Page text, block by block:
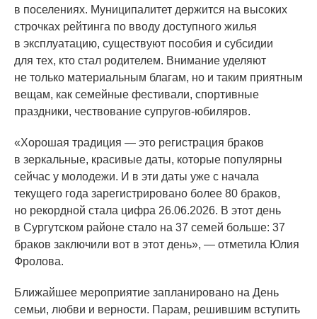
в поселениях. Муниципалитет держится на высоких
строчках рейтинга по вводу доступного жилья
в эксплуатацию, существуют пособия и субсидии
для тех, кто стал родителем. Внимание уделяют
не только материальным благам, но и таким приятным
вещам, как семейные фестивали, спортивные
праздники, чествование супругов-юбиляров.
«Хорошая традиция — это регистрация браков
в зеркальные, красивые даты, которые популярны
сейчас у молодежи. И в эти даты уже с начала
текущего года зарегистрировано более 80 браков,
но рекордной стала цифра 26.06.2026. В этот день
в Сургутском районе стало на 37 семей больше: 37
браков заключили вот в этот день», — отметила Юлия
Фролова.
Ближайшее мероприятие запланировано на День
семьи, любви и верности. Парам, решившим вступить